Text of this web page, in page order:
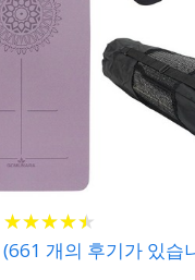
★★★★★
★★★★★
(661 개의 후기가 있습